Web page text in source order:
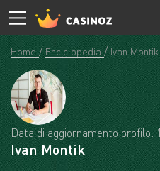
Home Enciclopedia Ivan Montik
Data di aggiornamento profilo:
Ivan Montik